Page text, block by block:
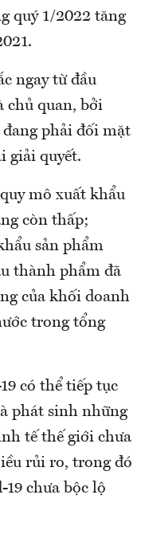
quý 1/2022 tăng
ngay từ đầu
chủ quan, bởi
phải đối mặt
giải quyết.
mô xuất khẩu
còn thấp;
sản phẩm
thành phẩm đã
của khối doanh
trong tổng
có thể tiếp tục
phát sinh những
tế thế giới chưa
rủi ro, trong đó
19 chưa bộc lộ